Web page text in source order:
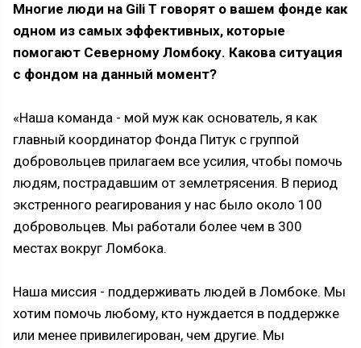
Многие люди на Gili T говорят о вашем фонде как
одном из самых эффективных, которые
помогают Северному Ломбоку. Какова ситуация
с фондом на данный момент?
«Наша команда - мой муж как основатель, я как
главный координатор Фонда Питук с группой
добровольцев прилагаем все усилия, чтобы помочь
людям, пострадавшим от землетрясения. В период
экстренного реагирования у нас было около 100
добровольцев. Мы работали более чем в 300
местах вокруг Ломбока.
Наша миссия - поддерживать людей в Ломбоке. Мы
хотим помочь любому, кто нуждается в поддержке
или менее привилегирован, чем другие. Мы